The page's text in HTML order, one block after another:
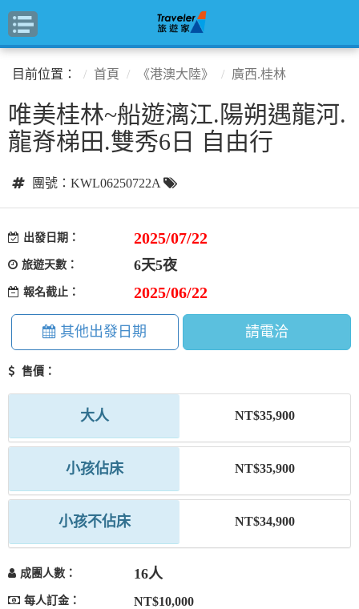
目前位置： 首頁 《港澳大陸》 廣西.桂林
唯美桂林~船遊漓江.陽朔遇龍河.
龍脊梯田.雙秀6日 自由行
團號：KWL06250722A
出發日期： 2025/07/22
旅遊天數： 6天5夜
報名截止： 2025/06/22
其他出發日期 請電洽
售價：
大人 NT$35,900
小孩佔床 NT$35,900
小孩不佔床 NT$34,900
成團人數： 16人
每人訂金： NT$10,000